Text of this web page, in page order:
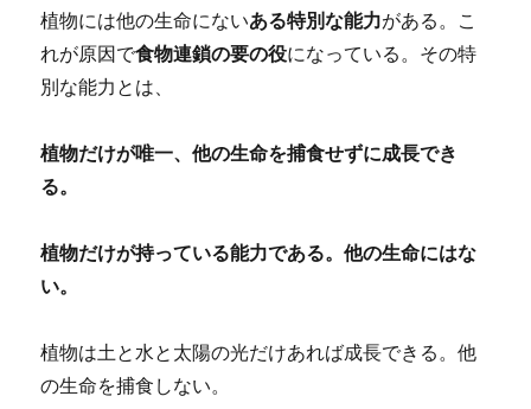
植物には他の生命にないある特別な能力がある。こ
れが原因で食物連鎖の要の役になっている。その特
別な能力とは、
植物だけが唯一、他の生命を捕食せずに成長でき
る。
植物だけが持っている能力である。他の生命にはな
い。
植物は土と水と太陽の光だけあれば成長できる。他
の生命を捕食しない。